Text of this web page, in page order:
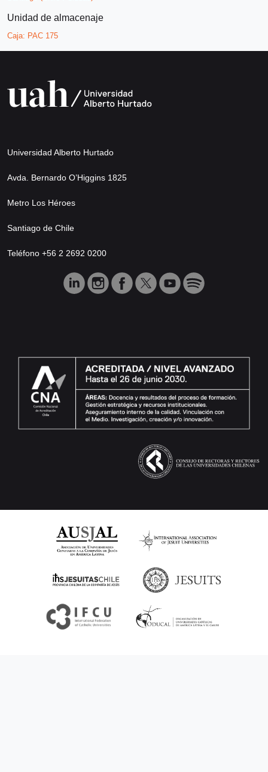
Unidad de almacenaje
Caja: PAC 175
Universidad Alberto Hurtado
Avda. Bernardo O’Higgins 1825
Metro Los Héroes
Santiago de Chile
Teléfono +56 2 2692 0200